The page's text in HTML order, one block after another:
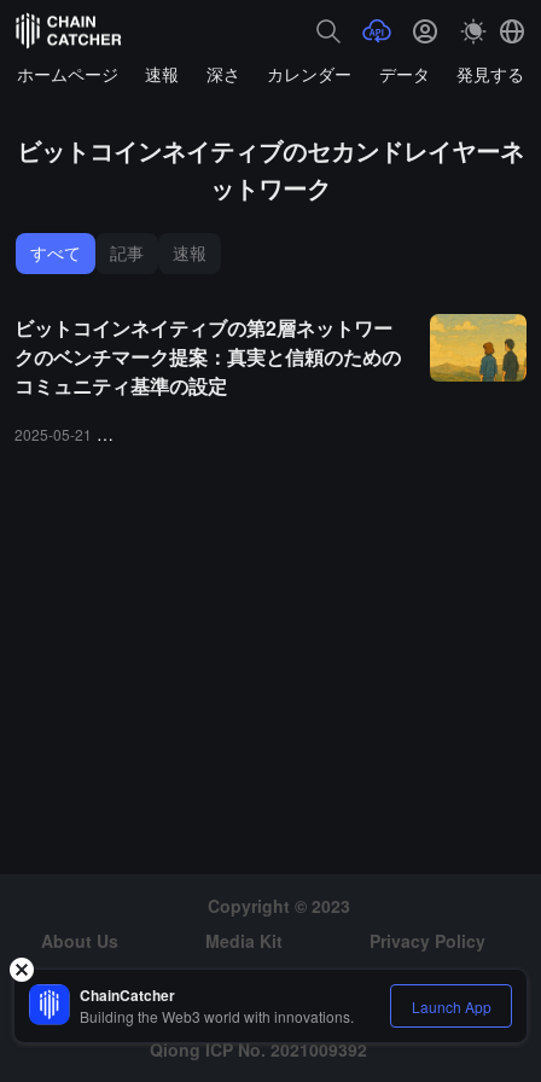
ホームページ 速報 深さ カレンダー データ 発見する
ビットコインネイティブのセカンドレイヤーネ
ットワーク
すべて 記事 速報
ビットコインネイティブの第2層ネットワー
クのベンチマーク提案：真実と信頼のための
コミュニティ基準の設定
2025-05-21 ビットコインネイティブのセカンドレイヤーネットワーク
Copyright © 2023
About Us
Media Kit
Privacy Policy
Risk Warning
Hiring
Qiong ICP No. 2021009392
ChainCatcher
Building the Web3 world with innovations. Launch App